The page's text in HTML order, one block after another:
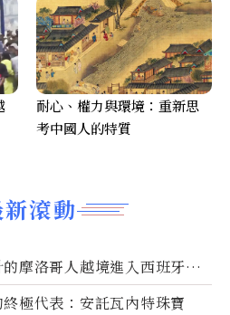
滾動
摩洛哥人越境進入西班牙休
極代表：安託瓦內特珠寶
耐心、權力與環境：重新思
考中國人的特質